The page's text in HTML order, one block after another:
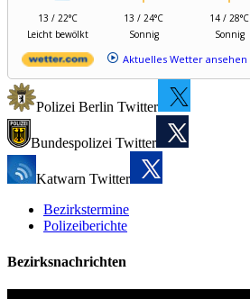
13 / 22°C
Leicht bewölkt
13 / 24°C
Sonnig
14 / 28°C
Sonnig
Aktuelles Wetter ansehen
Polizei Berlin Twitter
Bundespolizei Twitter
Katwarn Twitter
Bezirkstermine
Polizeiberichte
Bezirksnachrichten